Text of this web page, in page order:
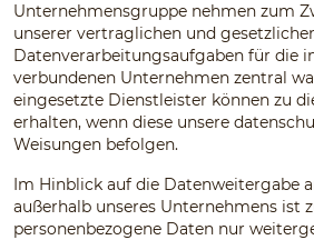
Unternehmensgruppe nehmen zum
unserer vertraglichen und
Datenverarbeitungsaufgaben für die
verbundenen Unternehmen zentral
eingesetzte Dienstleister können zu
erhalten, wenn diese unsere
Weisungen befolgen.
Im Hinblick auf die Datenweitergabe
außerhalb unseres Unternehmens ist
personenbezogene Daten nur